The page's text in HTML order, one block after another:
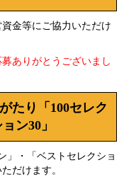
金等にご協力いただけ
ありがとうございまし
たり「100セレク
ン30」
」・「ベストセレクショ
だけます。